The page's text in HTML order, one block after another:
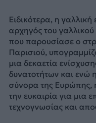
Ειδικότερα, η
αρχηγός του γαλλικού
που παρουσίασε ο
Παρισιού,
μια δεκαετία
δυνατοτήτων και ενώ
σύνορα της Ευρώπης,
την ευκαιρία για μια
τεχνογνωσίας και